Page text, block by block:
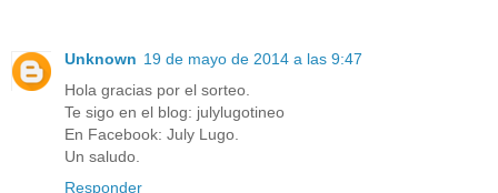
Unknown 19 de mayo de 2014 a las 9:47
Hola gracias por el sorteo.
Te sigo en el blog: julylugotineo
En Facebook: July Lugo.
Un saludo.
Responder